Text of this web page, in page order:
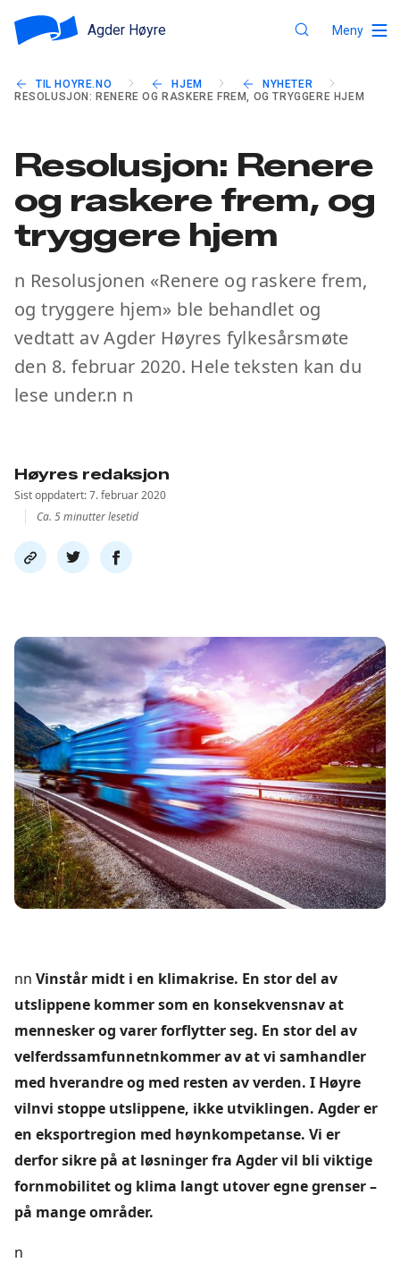
Agder Høyre Meny
TIL HOYRE.NO HJEM
NYHETER
RESOLUSJON: RENERE OG RASKERE FREM, OG TRYGGERE HJEM
Resolusjon: Renere
og raskere frem, og
tryggere hjem
n Resolusjonen «Renere og raskere frem,
og tryggere hjem» ble behandlet og
vedtatt av Agder Høyres fylkesårsmøte
den 8. februar 2020. Hele teksten kan du
lese under.n n
Høyres redaksjon
Sist oppdatert: 7. februar 2020
Ca. 5 minutter lesetid
Del
link
Del
på
Del
på
nn Vinstår midt i en klimakrise. En stor del av
utslippene kommer som en konsekvensnav at
mennesker og varer forflytter seg. En stor del av
velferdssamfunnetnkommer av at vi samhandler
med hverandre og med resten av verden. I Høyre
vilnvi stoppe utslippene, ikke utviklingen. Agder er
en eksportregion med høynkompetanse. Vi er
derfor sikre på at løsninger fra Agder vil bli viktige
fornmobilitet og klima langt utover egne grenser –
på mange områder.
n